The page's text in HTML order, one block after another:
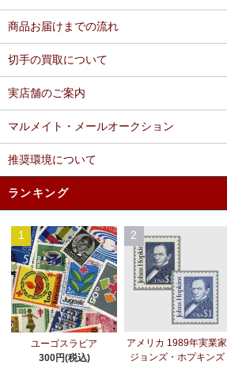
商品お届けまでの流れ
切手の買取について
実店舗のご案内
マルメイト・メールオークション
推奨環境について
ランキング
1
ユーゴスラビア
300円(税込)
2
アメリカ 1989年実業家
ジョンズ・ホプキンズ